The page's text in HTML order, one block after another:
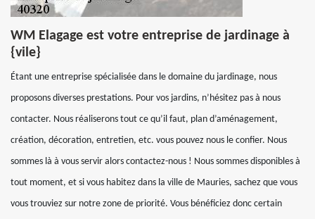
WM Elagage est votre entreprise de jardinage à
{vile}
Étant une entreprise spécialisée dans le domaine du jardinage, nous
proposons diverses prestations. Pour vos jardins, n’hésitez pas à nous
contacter. Nous réaliserons tout ce qu’il faut, plan d’aménagement,
création, décoration, entretien, etc. vous pouvez nous le confier. Nous
sommes là à vous servir alors contactez-nous ! Nous sommes disponibles à
tout moment, et si vous habitez dans la ville de Mauries, sachez que vous
vous trouviez sur notre zone de priorité. Vous bénéficiez donc certain